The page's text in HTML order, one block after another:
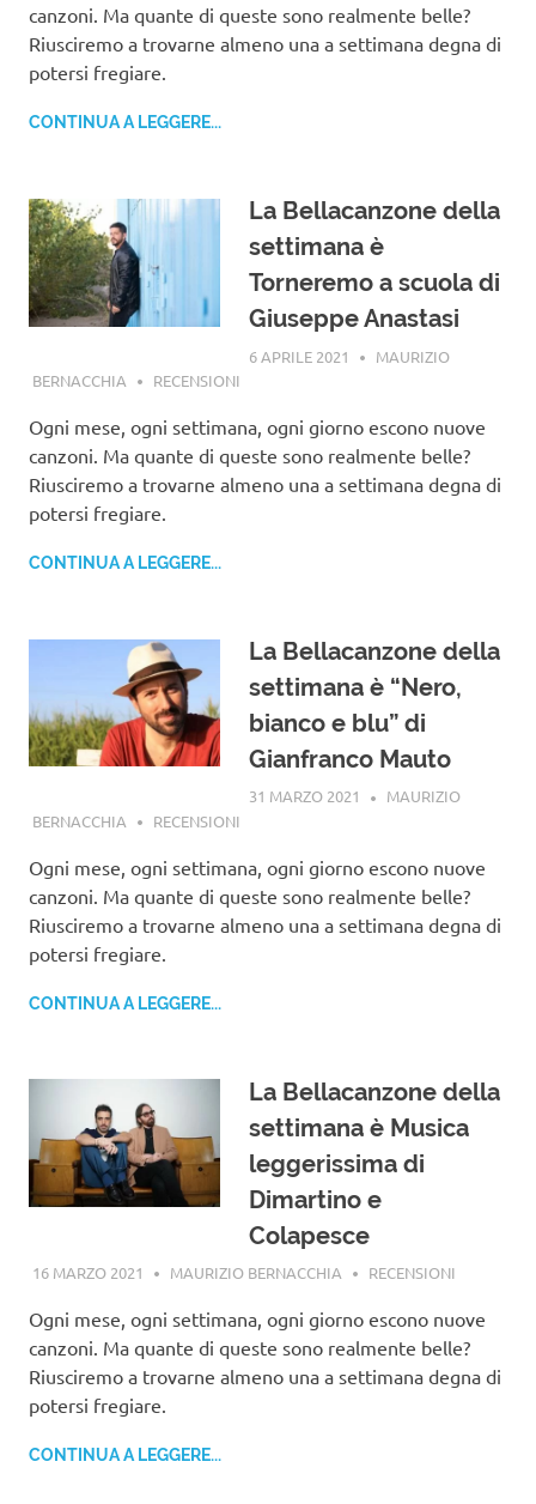
canzoni. Ma quante di queste sono realmente belle?
Riusciremo a trovarne almeno una a settimana degna di
potersi fregiare.
CONTINUA A LEGGERE...
La Bellacanzone della
settimana è
Torneremo a scuola di
Giuseppe Anastasi
6 APRILE 2021
MAURIZIO
BERNACCHIA
RECENSIONI
Ogni mese, ogni settimana, ogni giorno escono nuove
canzoni. Ma quante di queste sono realmente belle?
Riusciremo a trovarne almeno una a settimana degna di
potersi fregiare.
CONTINUA A LEGGERE...
La Bellacanzone della
settimana è “Nero,
bianco e blu” di
Gianfranco Mauto
31 MARZO 2021
MAURIZIO
BERNACCHIA
RECENSIONI
Ogni mese, ogni settimana, ogni giorno escono nuove
canzoni. Ma quante di queste sono realmente belle?
Riusciremo a trovarne almeno una a settimana degna di
potersi fregiare.
CONTINUA A LEGGERE...
La Bellacanzone della
settimana è Musica
leggerissima di
Dimartino e
Colapesce
16 MARZO 2021 MAURIZIO BERNACCHIA RECENSIONI
Ogni mese, ogni settimana, ogni giorno escono nuove
canzoni. Ma quante di queste sono realmente belle?
Riusciremo a trovarne almeno una a settimana degna di
potersi fregiare.
CONTINUA A LEGGERE...